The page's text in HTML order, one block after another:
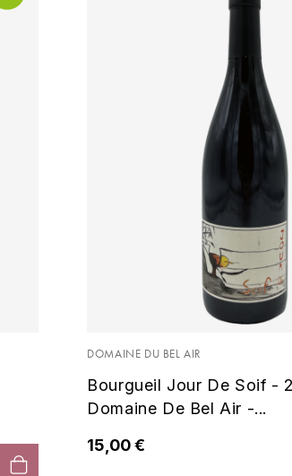
DOMAINE DU BEL AIR
Bourgueil Jour De Soif -
Domaine De Bel Air -...
15,00 €